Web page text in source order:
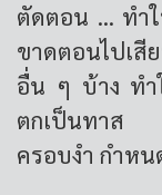
ตัดตอน ... ทำ
ขาดตอนไปเ
อื่น ๆ บ้าง ทำ
ตกเป็นทาส
ครอบงำ กำหน